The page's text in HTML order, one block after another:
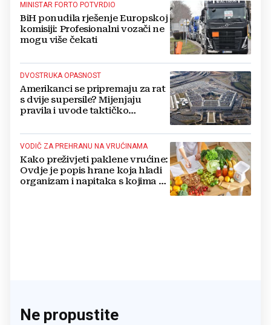
MINISTAR FORTO POTVRDIO
BiH ponudila rješenje Europskoj
komisiji: Profesionalni vozači ne
mogu više čekati
DVOSTRUKA OPASNOST
Amerikanci se pripremaju za rat
s dvije supersile? Mijenjaju
pravila i uvode taktičko
VODIČ ZA PREHRANU NA VRUĆINAMA
Kako preživjeti paklene vrućine:
Ovdje je popis hrane koja hladi
organizam i napitaka s kojima si
Ne propustite